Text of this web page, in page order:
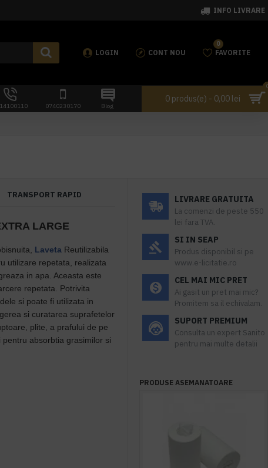
INFO LIVRARE
LOGIN CONT NOU FAVORITE
0
0740230170 Blog
0 produs(e) - 0,00 lei
TRANSPORT RAPID
LARGE
Laveta Reutilizabila
utilizare repetata, realizata
in apa. Aceasta este
repetata. Potrivita
si poate fi utilizata in
si curatarea suprafetelor
plite, a prafului de pe
absorbtia grasimilor si
LIVRARE GRATUITA
La comenzi de peste 550
lei fara TVA.
SI IN SEAP
Produs disponibil si pe
www.e-licitatie.ro
CEL MAI MIC PRET
Ai gasit un pret mai mic?
Promitem sa il echivalam.
SUPORT PREMIUM
Consulta un expert Sanito
pentru mai multe detalii
PRODUSE ASEMANATOARE